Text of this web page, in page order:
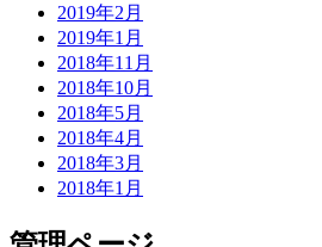
2019年2月
2019年1月
2018年11月
2018年10月
2018年5月
2018年4月
2018年3月
2018年1月